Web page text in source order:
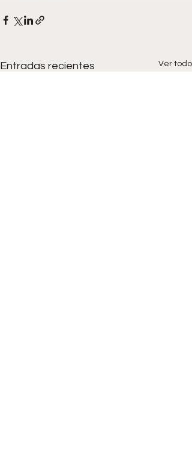
Entradas recientes Ver todo